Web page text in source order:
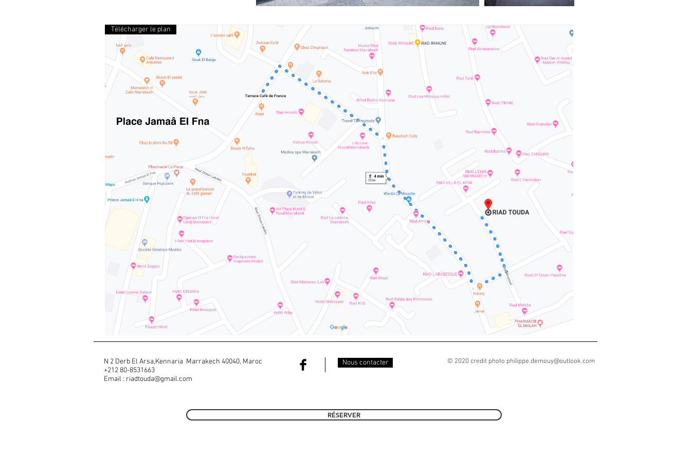
Télécharger le plan
N 2 Derb El Arsa,Kennaria Marrakech 40040, Maroc
+212 80-8531663
Email : riadtouda@gmail.com
Nous contacter © 2020 credit photo philippe.demouy@outlook.com
RÉSERVER